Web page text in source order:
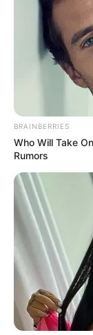
เนื้อหาที่ได้รับก
CVS’s
For This 87¢
FRIDAY PLANS
BRAINBERRIES
Who Will Take
Rumors